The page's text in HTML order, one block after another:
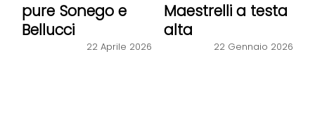
pure Sonego e
Bellucci
22 Aprile 2026
Maestrelli a testa
alta
22 Gennaio 2026